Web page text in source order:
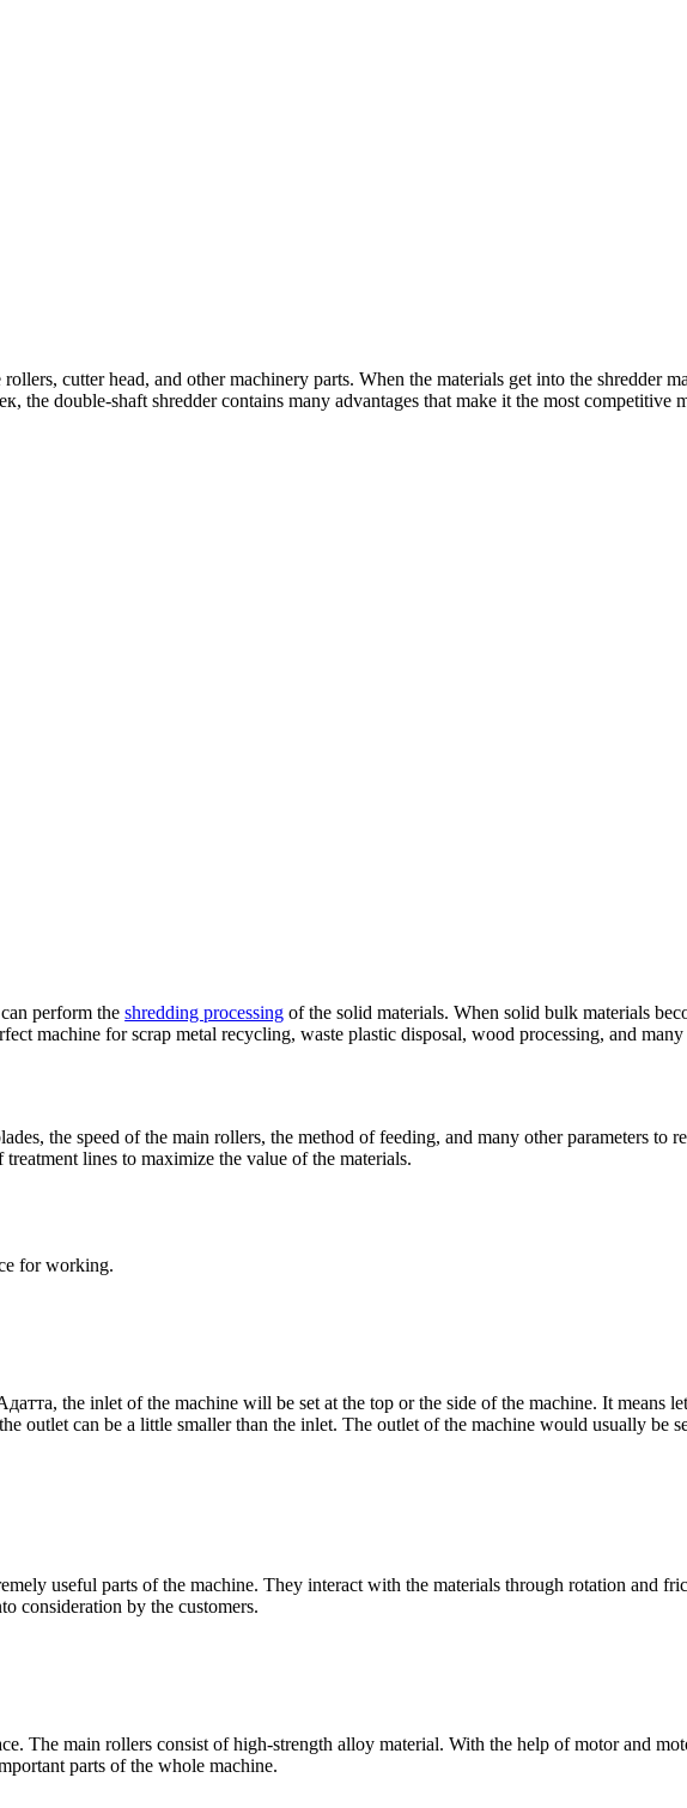
rollers, cutter head, and other machinery parts. When the materials get into the shredder
the double-shaft shredder contains many advantages that make it the most competitive
perform the shredding processing of the solid materials.When solid bulk materials
machine for scrap metal recycling,waste plastic disposal,wood processing,and
, the speed of the main rollers, the method of feeding, and many other parameters to
lines to maximize the value of the materials.
for working.
the inlet of the machine will be set at the top or the side of the machine. It means
outlet can be a little smaller than the inlet. The outlet of the machine would usually be
useful parts of the machine. They interact with the materials through rotation and
consideration by the customers.
. The main rollers consist of high-strength alloy material. With the help of motor and
parts of the whole machine.